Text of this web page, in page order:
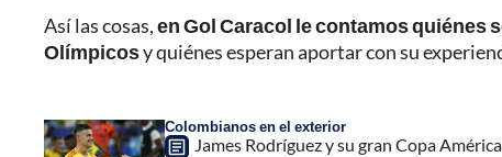
Así las cosas,en Gol Caracol le contamos quiénes
Olímpicosy quiénes esperan aportar con su
Colombianos en el exterior
James Rodríguez y su gran Copa